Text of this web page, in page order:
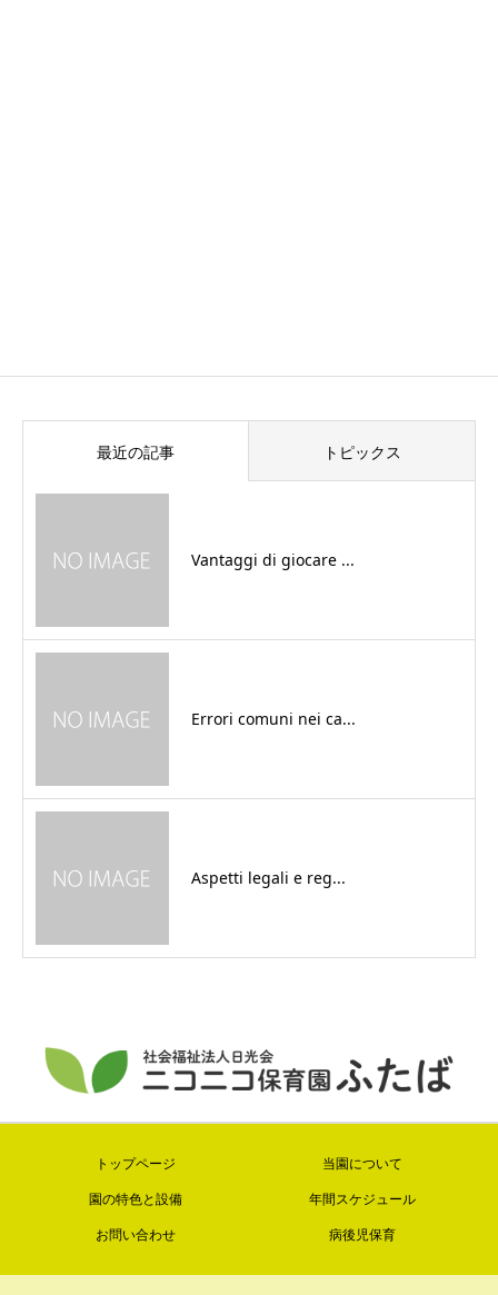
最近の記事 トピックス
Vantaggi di giocare ...
Errori comuni nei ca...
Aspetti legali e reg...
トップページ
当園について
園の特色と設備
年間スケジュール
お問い合わせ
病後児保育